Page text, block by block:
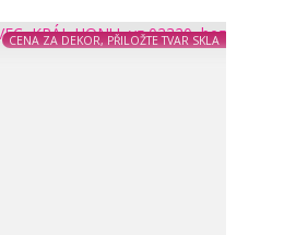
CENA ZA DEKOR, PŘILOŽTE TVAR SKLA